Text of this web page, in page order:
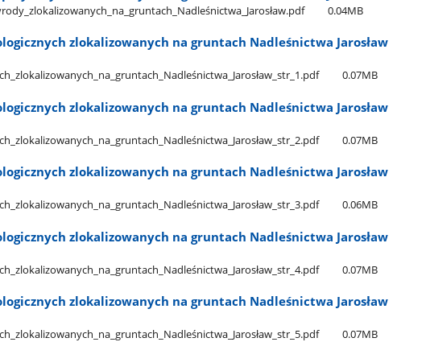
0.04MB
zlokalizowanych na gruntach Nadleśnictwa Jarosław
0.07MB
zlokalizowanych na gruntach Nadleśnictwa Jarosław
0.07MB
zlokalizowanych na gruntach Nadleśnictwa Jarosław
0.06MB
zlokalizowanych na gruntach Nadleśnictwa Jarosław
0.07MB
zlokalizowanych na gruntach Nadleśnictwa Jarosław
0.07MB